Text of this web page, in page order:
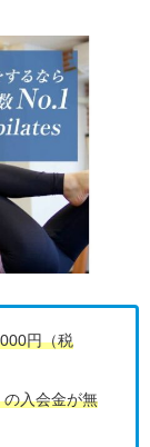
円（税
入会金が無